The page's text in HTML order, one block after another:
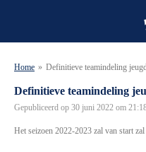
naar
hoofdinhoud
Home » Definitieve teamindeling
Definitieve teamindeling
Gepubliceerd op 30 juni 2022 om
Het seizoen 2022-2023 zal van start